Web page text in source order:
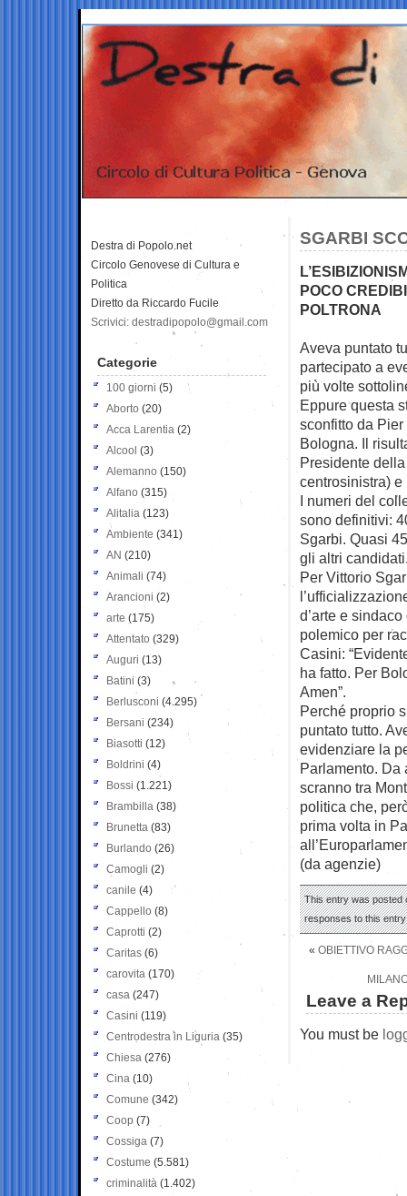
SGARBI
POCO
POLTRONA
Aveva puntato
partecipato a
più volte
Eppure questa
sconfitto da
Bologna. Il
Presidente
centrosinistra)
I numeri del
sono definitivi:
Sgarbi. Quasi
gli altri
Per Vittorio
d’arte e
polemico per
Casini:
ha fatto. Per
Amen”.
Perché proprio
puntato tutto.
evidenziare la
Parlamento. Da
scranno tra
politica che,
prima volta in
(da agenzie)
This entry was posted
responses to this
« OBIETTIVO
Leave a
You must be
Destra di Popolo.net
Circolo Genovese di Cultura e
Politica
Diretto da Riccardo Fucile
Scrivici: destradipopolo@gmail.com
Categorie
100 giorni (5)
Aborto (20)
Acca Larentia (2)
Alcool (3)
Alemanno (150)
Alfano (315)
Alitalia (123)
Ambiente (341)
AN (210)
Animali (74)
Arancioni (2)
arte (175)
Attentato (329)
Auguri (13)
Batini (3)
Berlusconi (4.295)
Bersani (234)
Biasotti (12)
Boldrini (4)
Bossi (1.221)
Brambilla (38)
Brunetta (83)
Burlando (26)
Camogli (2)
canile (4)
Cappello (8)
Caprotti (2)
Caritas (6)
carovita (170)
casa (247)
Casini (119)
Centrodestra in Liguria (35)
Chiesa (276)
Cina (10)
Comune (342)
Coop (7)
Cossiga (7)
Costume (5.581)
criminalità (1.402)